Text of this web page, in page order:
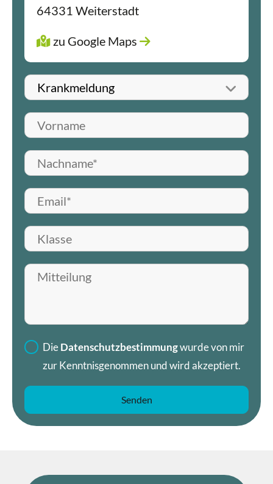
64331 Weiterstadt
zu Google Maps
Betreff wählen
Vorname
Nachname*
E-Mail*
Klasse
Mitteilung hinterlassen
Die Datenschutzbestimmungwurde von mir
zur Kenntnisgenommen und wird akzeptiert.